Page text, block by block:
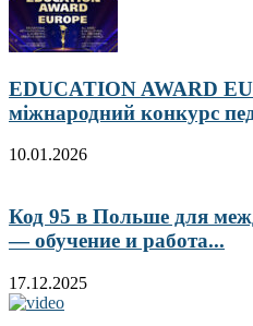
EDUCATION AWARD
міжнародний конкурс
10.01.2026
Код 95 в Польше для
— обучение и работа...
17.12.2025